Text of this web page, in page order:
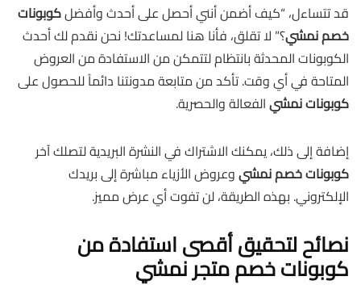
قد تتساءل، “كيف أضمن أنني أحصل على أحدث وأفضلكوبونات
خصم نمشي؟” لا تقلق، فأنا هنا لمساعدتك! نحن نقدم لك أحدث
الكوبونات المحدثة بانتظام لتتمكن من الاستفادة من العروض
المتاحة في أي وقت. تأكد من متابعة مدونتنا دائماً للحصول على
كوبونات نمشيالفعالة والحصرية.
إضافة إلى ذلك، يمكنك الاشتراك في النشرة البريدية لتصلك آخر
كوبونات خصم نمشيوعروض الأزياء مباشرة إلى بريدك
الإلكتروني. بهذه الطريقة، لن تفوت أي عرض مميز.
نصائح لتحقيق أقصى استفادة من
كوبونات خصم متجر نمشي